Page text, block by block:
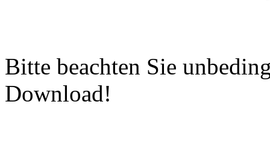
Bitte beachten Sie
Download!